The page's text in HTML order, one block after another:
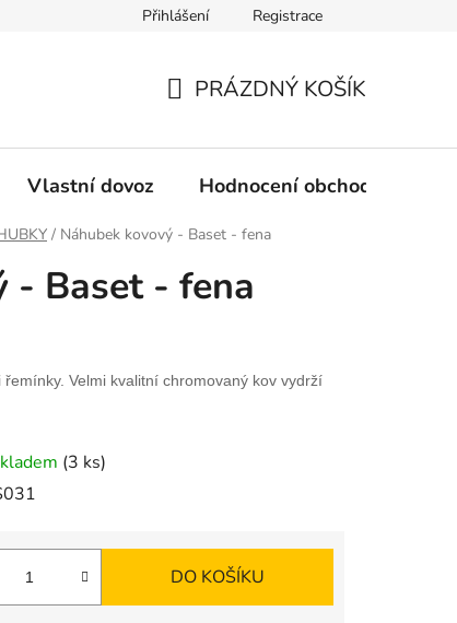
Přihlášení Registrace
K
U
N
O
Š
PRÁZDNÝ KOŠÍK
Vlastní dovoz Hodnocení obchodu
/ Náhubek kovový - Baset - fena
- Baset - fena
Velmi kvalitní chromovaný kov vydrží
(3 ks)
DO KOŠÍKU